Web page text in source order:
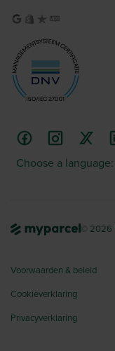
Choose a language:
© 2026
Voorwaarden & beleid
Cookieverklaring
Privacyverklaring